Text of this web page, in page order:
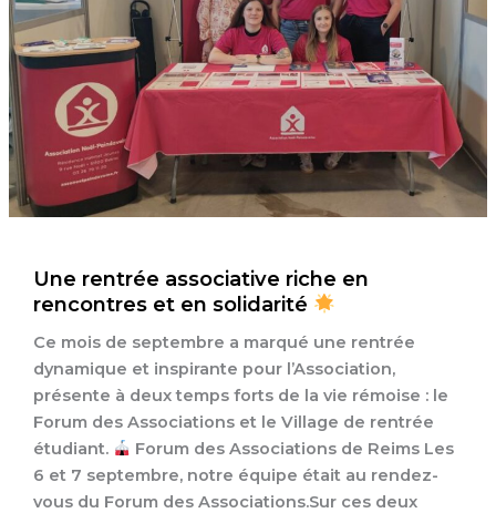
Une rentrée associative riche en
rencontres et en solidarité
Ce mois de septembre a marqué une rentrée
dynamique et inspirante pour l’Association,
présente à deux temps forts de la vie rémoise : le
Forum des Associations et le Village de rentrée
étudiant.
Forum des Associations de Reims Les
6 et 7 septembre, notre équipe était au rendez-
vous du Forum des Associations.Sur ces deux